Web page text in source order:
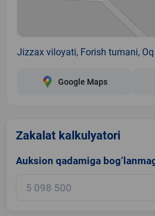
Jizzax viloyati, Forish tumani,
Google Maps
Zakalat kalkulyatori
Auksion qadamiga